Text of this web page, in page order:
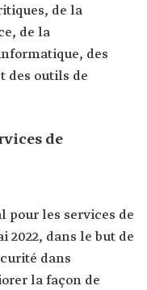
de la
de la
des
des outils de
de
pour les services de
2022, dans le but de
dans
la façon de